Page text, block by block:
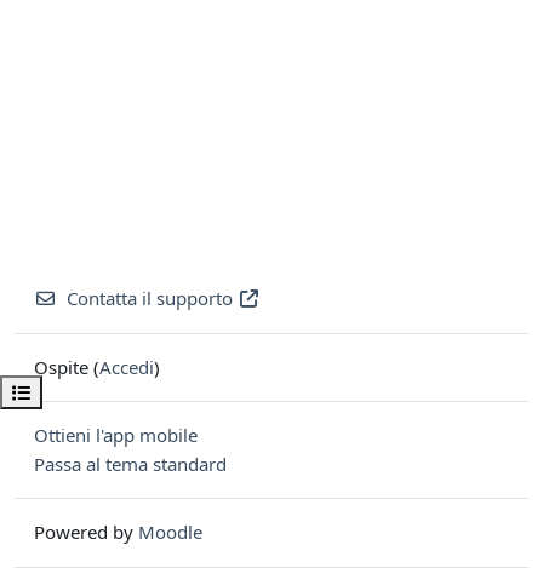
Apri indice del corso
Contatta il supporto
Ospite (Accedi)
Ottieni l'app mobile
Passa al tema standard
Powered by Moodle